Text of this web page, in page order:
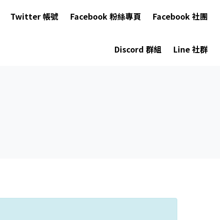
Twitter 帳號 Facebook 粉絲專頁 Facebook 社團
Discord 群組 Line 社群